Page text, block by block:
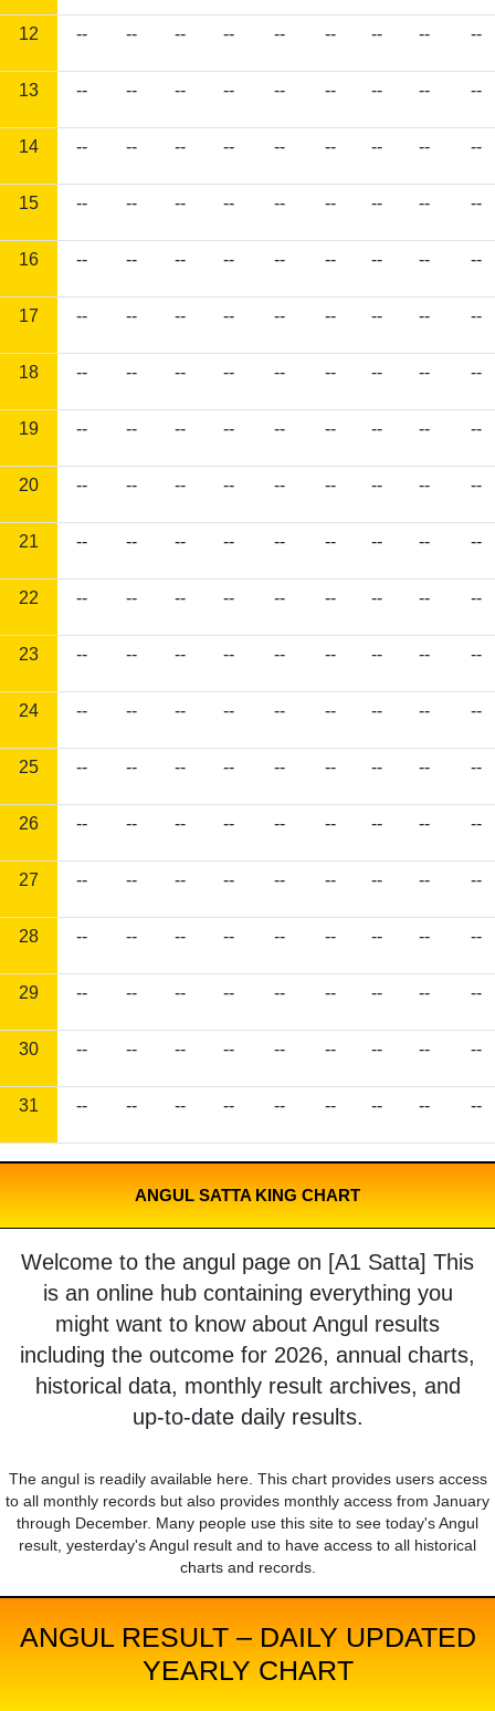
12 -- -- -- -- -- -- -- -- --
13 -- -- -- -- -- -- -- -- --
14 -- -- -- -- -- -- -- -- --
15 -- -- -- -- -- -- -- -- --
16 -- -- -- -- -- -- -- -- --
17 -- -- -- -- -- -- -- -- --
18 -- -- -- -- -- -- -- -- --
19 -- -- -- -- -- -- -- -- --
20 -- -- -- -- -- -- -- -- --
21 -- -- -- -- -- -- -- -- --
22 -- -- -- -- -- -- -- -- --
23 -- -- -- -- -- -- -- -- --
24 -- -- -- -- -- -- -- -- --
25 -- -- -- -- -- -- -- -- --
26 -- -- -- -- -- -- -- -- --
27 -- -- -- -- -- -- -- -- --
28 -- -- -- -- -- -- -- -- --
29 -- -- -- -- -- -- -- -- --
30 -- -- -- -- -- -- -- -- --
31 -- -- -- -- -- -- -- -- --
ANGUL SATTA KING CHART
Welcome to the angul page on [A1 Satta] This
is an online hub containing everything you
might want to know about Angul results
including the outcome for 2026, annual charts,
historical data, monthly result archives, and
up-to-date daily results.
The angul is readily available here. This chart provides users access
to all monthly records but also provides monthly access from January
through December. Many people use this site to see today's Angul
result, yesterday's Angul result and to have access to all historical
charts and records.
ANGUL RESULT – DAILY UPDATED
YEARLY CHART